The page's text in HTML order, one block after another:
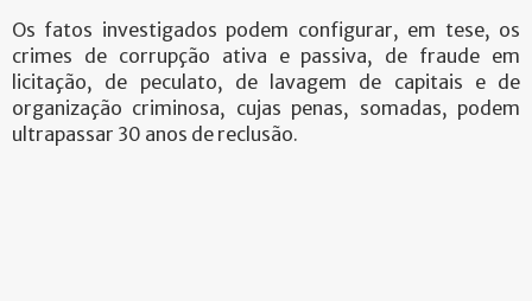
Os fatos investigados podem configurar, em tese, os
crimes de corrupção ativa e passiva, de fraude em
licitação, de peculato, de lavagem de capitais e de
organização criminosa, cujas penas, somadas, podem
ultrapassar 30 anos de reclusão.